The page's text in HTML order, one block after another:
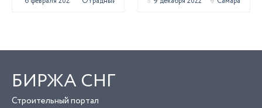
БИРЖА СНГ
Строительный портал